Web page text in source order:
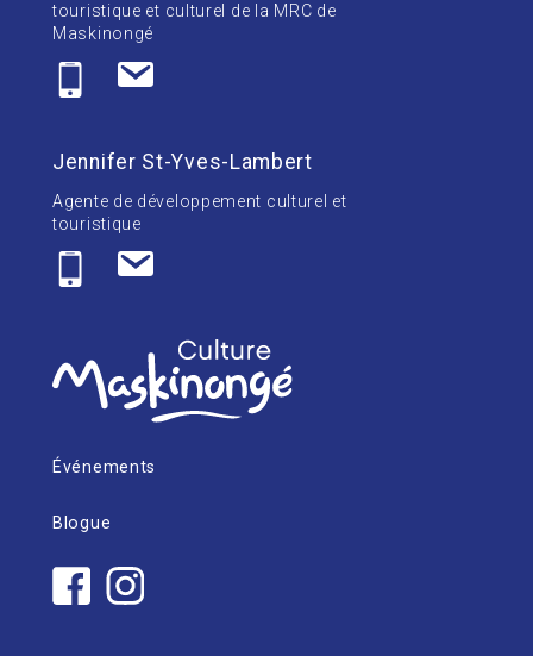
touristique et culturel de la MRC de
Maskinongé
Jennifer St-Yves-Lambert
Agente de développement culturel et
touristique
Événements
Blogue